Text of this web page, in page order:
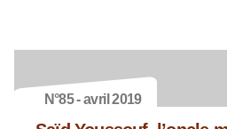
N°85 - avril 2019